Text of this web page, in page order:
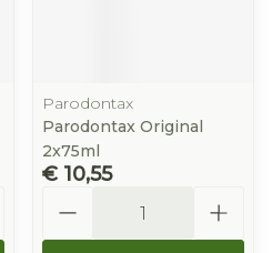
Parodontax
Parodontax Original
2x75ml
€ 10,55